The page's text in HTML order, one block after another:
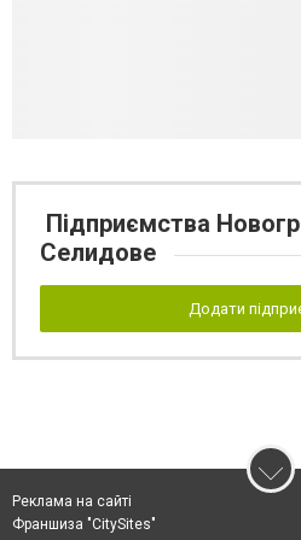
Підприємства
Селидове
Додати
Реклама на сайті
Франшиза "CitySites"